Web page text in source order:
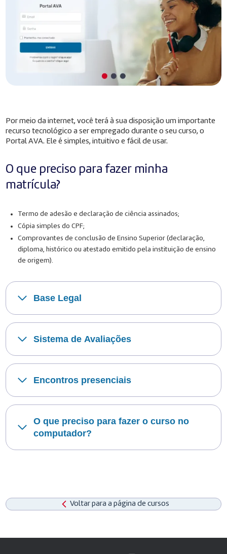
Por meio da internet, você terá à sua disposição um importante
recurso tecnológico a ser empregado durante o seu curso, o
Portal AVA. Ele é simples, intuitivo e fácil de usar.
O que preciso para fazer minha
matrícula?
Termo de adesão e declaração de ciência assinados;
Cópia simples do CPF;
Comprovantes de conclusão de Ensino Superior (declaração,
diploma, histórico ou atestado emitido pela instituição de ensino
de origem).
Base Legal
Sistema de Avaliações
Encontros presenciais
O que preciso para fazer o curso no
computador?
Voltar para a página de cursos